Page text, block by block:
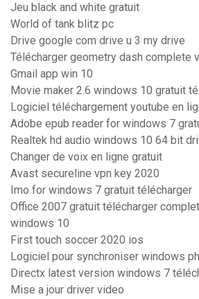
Jeu black and white gratuit
World of tank blitz pc
Drive google com drive u 3 my drive
Télécharger geometry dash complete
Gmail app win 10
Movie maker 2.6 windows 10 gratuit
Logiciel téléchargement youtube en
Adobe epub reader for windows 7
Realtek hd audio windows 10 64 bit
Changer de voix en ligne gratuit
Avast secureline vpn key 2020
Imo for windows 7 gratuit télécharger
Office 2007 gratuit télécharger
windows 10
First touch soccer 2020 ios
Logiciel pour synchroniser windows
Directx latest version windows 7
Mise a jour driver video